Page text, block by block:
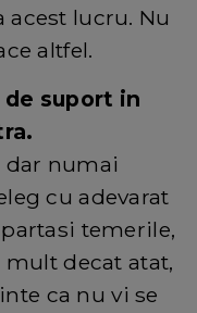
acest lucru. Nu
altfel.
suport in
numai
cu adevarat
temerile,
decat atat,
ca nu vi se